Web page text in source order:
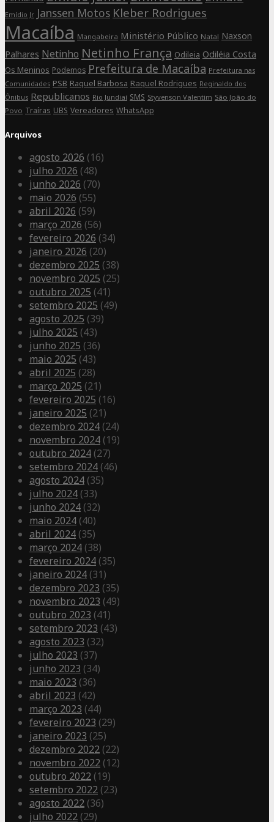
Emídio Jr Janssen Motos Kleber Rodrigues
Macaíba Mangabeira Ministério Público Natal Naxson
Palhares Netinho Netinho França Odileia Odiléia Costa
Os Meninos Podemos Prefeitura de Macaíba Prefeitura nas
Comunidades PSB Raquel Barbosa Raquel Rodrigues Reginaldo dos
Ônibus Republicanos Rio Jundiaí SMS Styvenson Valentim São João do
Povo Traíras UBS Vereadores WhatsApp
Arquivos
agosto 2026 (16)
julho 2026 (48)
junho 2026 (70)
maio 2026 (55)
abril 2026 (59)
março 2026 (56)
fevereiro 2026 (34)
janeiro 2026 (20)
dezembro 2025 (38)
novembro 2025 (25)
outubro 2025 (41)
setembro 2025 (49)
agosto 2025 (39)
julho 2025 (43)
junho 2025 (36)
maio 2025 (43)
abril 2025 (28)
março 2025 (21)
fevereiro 2025 (16)
janeiro 2025 (21)
dezembro 2024 (24)
novembro 2024 (19)
outubro 2024 (27)
setembro 2024 (46)
agosto 2024 (35)
julho 2024 (33)
junho 2024 (32)
maio 2024 (40)
abril 2024 (35)
março 2024 (38)
fevereiro 2024 (35)
janeiro 2024 (31)
dezembro 2023 (35)
novembro 2023 (49)
outubro 2023 (41)
setembro 2023 (43)
agosto 2023 (32)
julho 2023 (37)
junho 2023 (34)
maio 2023 (36)
abril 2023 (42)
março 2023 (44)
fevereiro 2023 (29)
janeiro 2023 (25)
dezembro 2022 (22)
novembro 2022 (12)
outubro 2022 (19)
setembro 2022 (23)
agosto 2022 (36)
julho 2022 (29)